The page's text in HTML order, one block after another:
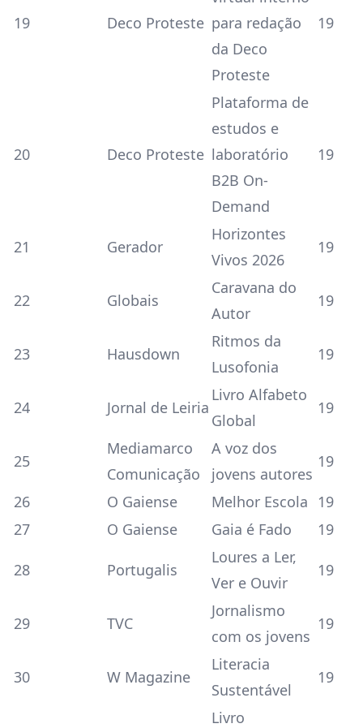
19 Deco Proteste para redação
da Deco
Proteste
19
20 Deco Proteste
Plataforma de
estudos e
laboratório
B2B On-
Demand
19
21 Gerador
Horizontes
Vivos 2026
19
22 Globais
Caravana do
Autor
19
23 Hausdown
Ritmos da
Lusofonia
19
24 Jornal de Leiria
Livro Alfabeto
Global
19
25
Mediamarco
Comunicação
A voz dos
jovens autores
19
26 O Gaiense Melhor Escola
19
27
O Gaiense Gaia é Fado 19
28 Portugalis
Loures a Ler,
Ver e Ouvir
19
29 TVC
Jornalismo
com os jovens
19
30 W Magazine
Literacia
Sustentável
19
Livro